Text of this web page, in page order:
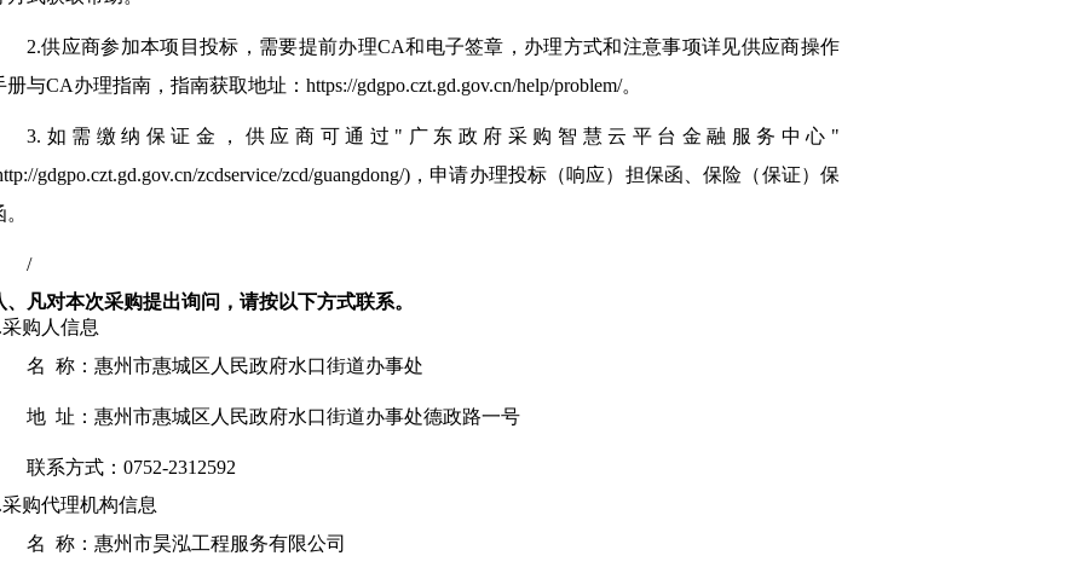
2.供应商参加本项目投标，需要提前办理CA和电子签章，办理方式和注意事项详见供应商操作
册与CA办理指南，指南获取地址：https://gdgpo.czt.gd.gov.cn/help/problem/。
3.如需缴纳保证金，供应商可通过"广东政府采购智慧云平台金融服务中心"
gdgpo.czt.gd.gov.cn/zcdservice/zcd/guangdong/)，申请办理投标（响应）担保函、保险（保证）保
/
、凡对本次采购提出询问，请按以下方式联系。
采购人信息
名 称： 惠州市惠城区人民政府水口街道办事处
地 址： 惠州市惠城区人民政府水口街道办事处德政路一号
联系方式： 0752-2312592
采购代理机构信息
名 称： 惠州市昊泓工程服务有限公司